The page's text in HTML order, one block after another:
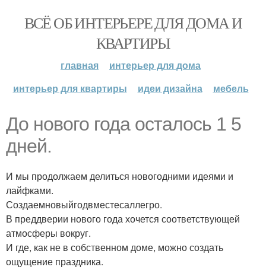
ВСЁ ОБ ИНТЕРЬЕРЕ ДЛЯ ДОМА И
КВАРТИРЫ
главная
интерьер для дома
интерьер для квартиры
идеи дизайна мебель
До нового года осталось 1 5
дней.
И мы продолжаем делиться новогодними идеями и
лайфками.
Создаемновыйгодвместесаллегро.
В преддверии нового года хочется соответствующей
атмосферы вокруг.
И где, как не в собственном доме, можно создать
ощущение праздника.